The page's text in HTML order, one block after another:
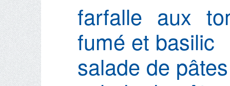
farfalle aux
fumé et basilic
salade de